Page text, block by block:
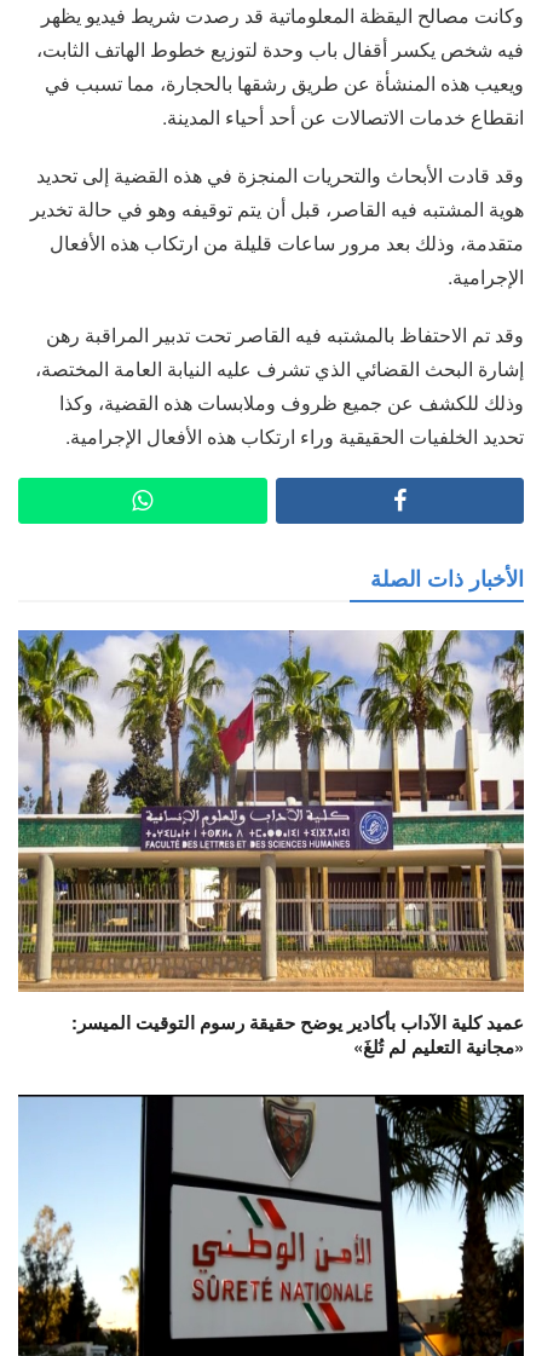
وكانت مصالح اليقظة المعلوماتية قد رصدت شريط فيديو يظهر
فيه شخص يكسر أقفال باب وحدة لتوزيع خطوط الهاتف الثابت،
ويعيب هذه المنشأة عن طريق رشقها بالحجارة، مما تسبب في
انقطاع خدمات الاتصالات عن أحد أحياء المدينة.
وقد قادت الأبحاث والتحريات المنجزة في هذه القضية إلى تحديد
هوية المشتبه فيه القاصر، قبل أن يتم توقيفه وهو في حالة تخدير
متقدمة، وذلك بعد مرور ساعات قليلة من ارتكاب هذه الأفعال
الإجرامية.
وقد تم الاحتفاظ بالمشتبه فيه القاصر تحت تدبير المراقبة رهن
إشارة البحث القضائي الذي تشرف عليه النيابة العامة المختصة،
وذلك للكشف عن جميع ظروف وملابسات هذه القضية، وكذا
تحديد الخلفيات الحقيقية وراء ارتكاب هذه الأفعال الإجرامية.
الأخبار ذات الصلة
عميد كلية الآداب بأكادير يوضح حقيقة رسوم التوقيت الميسر:
«مجانية التعليم لم تُلغَ»